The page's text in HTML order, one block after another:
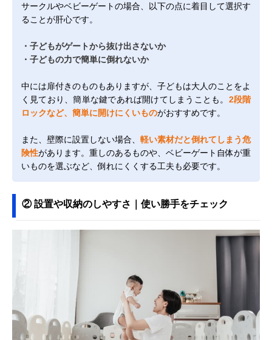
サークルやベビーゲートの場合、以下の点に着目して選択す
ることが肝心です。
・子どもがゲートから抜け出さないか
・子どもの力で簡単に倒れないか
中には扉付きのものもありますが、子どもは大人のことをよ
く見ており、簡単な鍵であれば開けてしまうことも。 2段階
ロックなど、簡単に開けにくいものがおすすめです。
また、壁際に設置しない場合、 軽い素材だと倒れてしまう危
険性があります。重しのあるものや、ベビーゲート自体が重
いものを選ぶなど、倒れにくくする工夫も必要です。
② 設置や収納のしやすさ｜使い勝手をチェック